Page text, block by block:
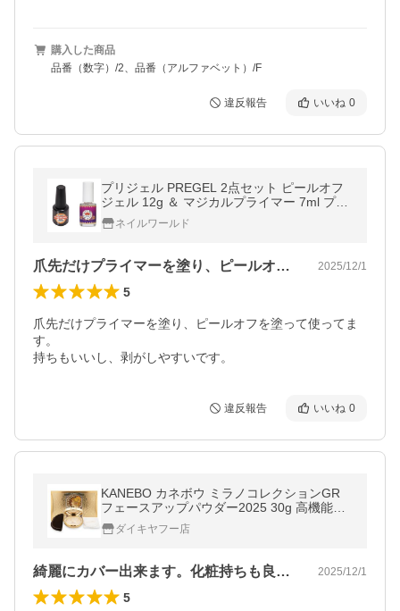
購入した商品
品番（数字）/2、品番（アルファベット）/F
違反報告 いいね 0
プリジェル PREGEL 2点セット ピールオフ
ジェル 12g ＆ マジカルプライマー 7ml プラ
イマー ピールオフ プリジェルセット セット
ジェルネイル セルフ 新品
ネイルワールド
爪先だけプライマーを塗り、ピールオフを… 2025/12/1
5
爪先だけプライマーを塗り、ピールオフを塗って使ってま
す。
持ちもいいし、剥がしやすいです。
違反報告 いいね 0
KANEBO カネボウ ミラノコレクションGR
フェースアップパウダー2025 30g 高機能フ
ェースパウダー ミュシャ [ギフトラッピング
対応]ダイキヤフー店
綺麗にカバー出来ます。化粧持ちも良く、… 2025/12/1
5